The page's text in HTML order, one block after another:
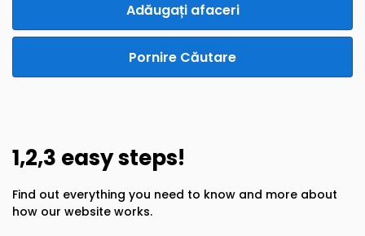
Adăugați afaceri
Pornire Căutare
1,2,3 easy steps!
Find out everything you need to know and more about
how our website works.